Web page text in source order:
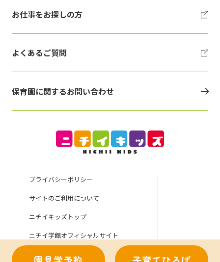
プライバシーポリシー
サイトのご利用について
ニチイキッズトップ
ニチイ学館オフィシャルサイト
お仕事をお探しの方
よくあるご質問
保育園に関するお問い合わせ